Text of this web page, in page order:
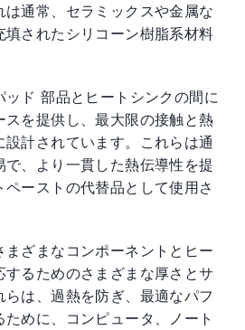
通常、セラミックスや金属な
填されたシリコーン樹脂系材料
ド 部品とヒートシンクの間に
を提供し、最大限の接触と熱
計されています。これらは通
、より一貫した熱伝導性を提
ーストの代替品として使用さ
まざまなコンポーネントとヒー
するためのさまざまな厚さとサ
は、過熱を防ぎ、最適なパフ
めに、コンピュータ、ノート